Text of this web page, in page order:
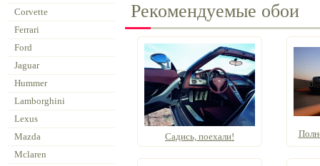
Corvette
Ferrari
Ford
Jaguar
Hummer
Lamborghini
Lexus
Mazda
Mclaren
Рекомендуемые обои
Садись, поехали!